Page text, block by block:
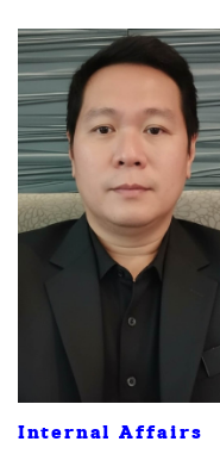
Internal Affairs